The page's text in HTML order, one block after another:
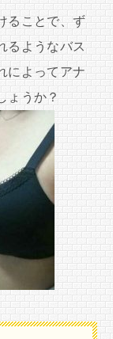
ることで、ず
るようなバス
によってアナ
ょうか？